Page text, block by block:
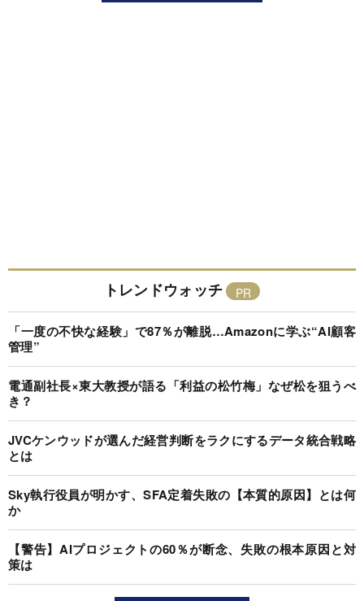
トレンドウォッチ
「一度の不快な経験」で87％が離脱…Amazonに学ぶ“AI顧客
管理”
電通副社長×東大教授が語る「利益の松竹梅」なぜ松を狙うべ
き？
JVCケンウッドが選んだ経営判断をラクにするデータ統合戦略
とは
Sky執行役員が明かす、SFA定着失敗の【本質的原因】とは何
か
【警告】AIプロジェクトの60％が断念、失敗の根本原因と対
策は